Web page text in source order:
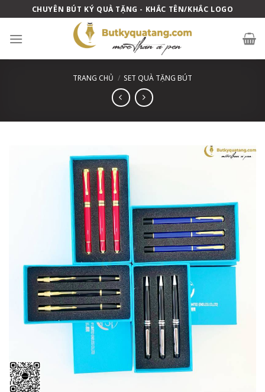
to
content
CHUYÊN BÚT KÝ QUÀ TẶNG - KHẮC TÊN/KHẮC LOGO
TRANG CHỦ / SET QUÀ TẶNG BÚT